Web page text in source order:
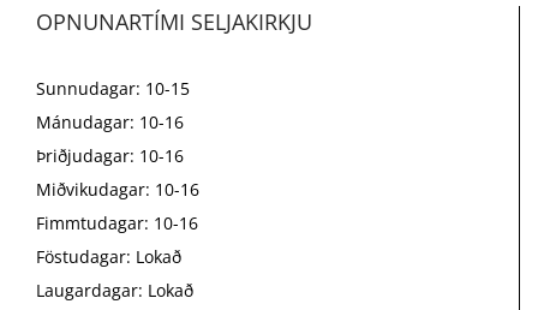
OPNUNARTÍMI SELJAKIRKJU
Sunnudagar: 10-15
Mánudagar: 10-16
Þriðjudagar: 10-16
Miðvikudagar: 10-16
Fimmtudagar: 10-16
Föstudagar: Lokað
Laugardagar: Lokað